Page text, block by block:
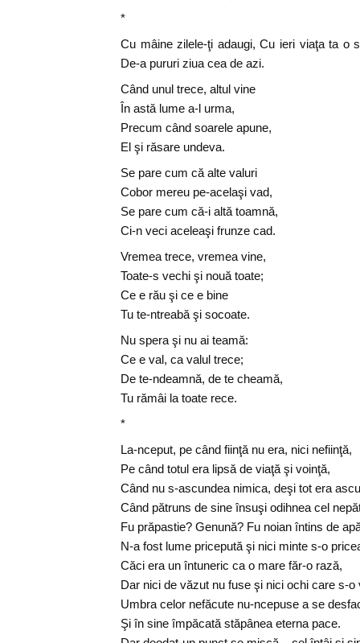
*
Cu mâine zilele-ţi adaugi, Cu ieri viaţa ta o
De-a pururi ziua cea de azi.
Când unul trece, altul vine
În astă lume a-l urma,
Precum când soarele apune,
El şi răsare undeva.
Se pare cum că alte valuri
Cobor mereu pe-acelaşi vad,
Se pare cum că-i altă toamnă,
Ci-n veci aceleaşi frunze cad.
Vremea trece, vremea vine,
Toate-s vechi şi nouă toate;
Ce e rău şi ce e bine
Tu te-ntreabă şi socoate.
Nu spera şi nu ai teamă:
Ce e val, ca valul trece;
De te-ndeamnă, de te cheamă,
Tu rămâi la toate rece.
*
La-nceput, pe când fiinţă nu era, nici nefiinţă,
Pe când totul era lipsă de viaţă şi voinţă,
Când nu s-ascundea nimica, deşi tot era
Când pătruns de sine însuşi odihnea cel
Fu prăpastie? Genună? Fu noian întins de
N-a fost lume pricepută şi nici minte s-o
Căci era un întuneric ca o mare făr-o rază,
Dar nici de văzut nu fuse şi nici ochi care s-o
Umbra celor nefăcute nu-ncepuse a se
Şi în sine împăcată stăpânea eterna pace.